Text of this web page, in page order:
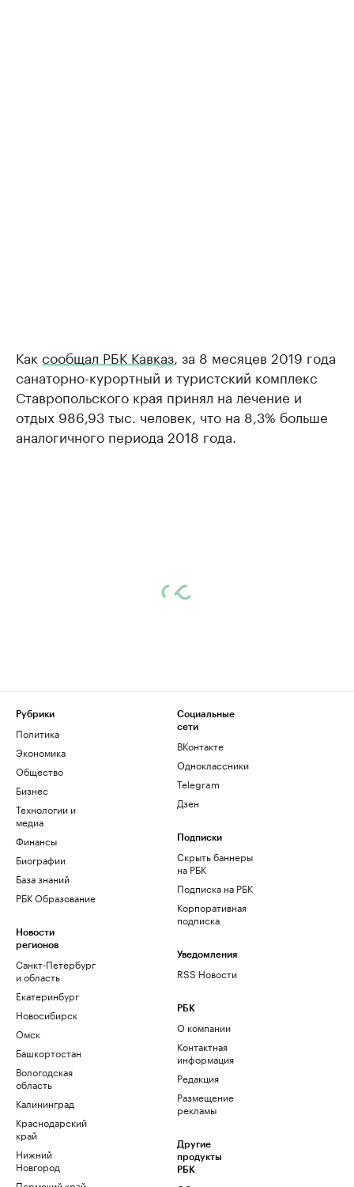
Как сообщал РБК Кавказ , за 8 месяцев 2019 года
санаторно-курортный и туристский комплекс
Ставропольского края принял на лечение и
отдых 986,93 тыс. человек, что на 8,3% больше
аналогичного периода 2018 года.
Рубрики
Политика
Экономика
Общество
Бизнес
Технологии и
медиа
Финансы
Биографии
База знаний
РБК Образование
Новости
регионов
Санкт-Петербург
и область
Екатеринбург
Новосибирск
Омск
Башкортостан
Вологодская
область
Калининград
Краснодарский
край
Нижний
Новгород
Социальные
сети
ВКонтакте
Одноклассники
Telegram
Дзен
Подписки
Скрыть баннеры
на РБК
Подписка на РБК
Корпоративная
подписка
Уведомления
RSS Новости
РБК
О компании
Контактная
информация
Редакция
Размещение
рекламы
Другие
продукты
РБК